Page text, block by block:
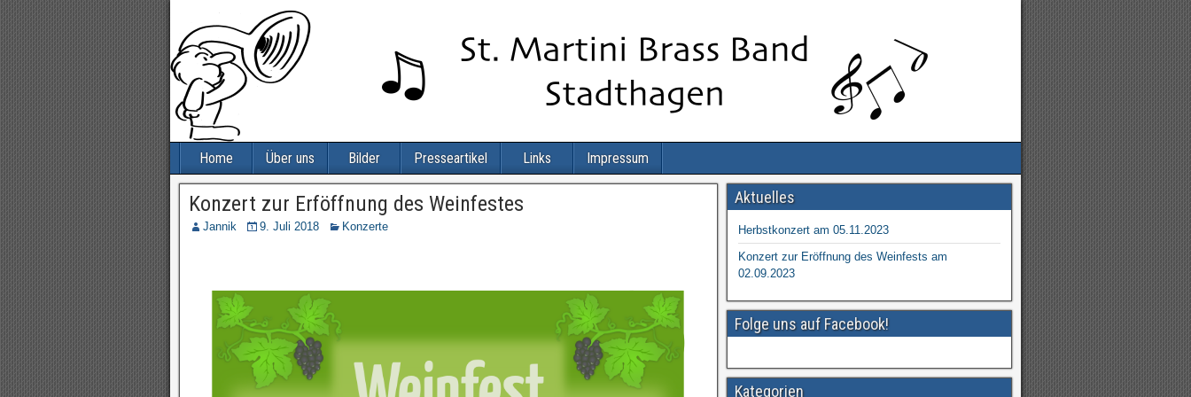
Home Über uns Bilder Presseartikel Links Impressum
Konzert zur Erföffnung des Weinfestes
Jannik 9. Juli 2018 Konzerte
Aktuelles
Herbstkonzert am 05.11.2023
Konzert zur Eröffnung des Weinfests am
02.09.2023
Folge uns auf Facebook!
Kategorien